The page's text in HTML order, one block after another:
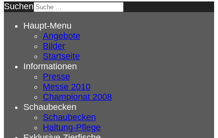
Suchen
Haupt-Menu
Angebote
Bilder
Startseite
Informationen
Presse
Messe 2010
Championat 2008
Schaubecken
Schaubecken
Haltung-Pflege